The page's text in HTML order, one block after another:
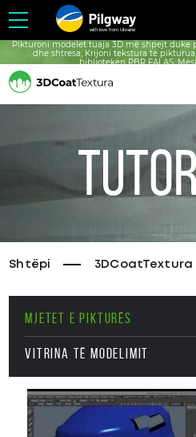
with love from Ukraine
Pikturoni modelet tuaja 3D më shpejt duke
dhe shtresa, Krijoni tekstura të
bibliotekën PBR FALAS,
Shtëpi 3DCoatTextura
MJETET E PIKTURËS
VITRINA TË MODELIMIT